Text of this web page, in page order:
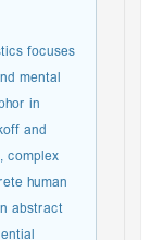
focuses
mental
in
and
complex
human
abstract